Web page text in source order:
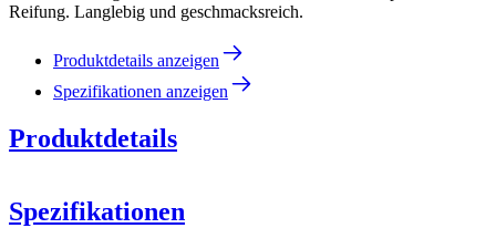
Reifung. Langlebig und geschmacksreich.
Produktdetails anzeigen
Spezifikationen anzeigen
Produktdetails
Spezifikationen